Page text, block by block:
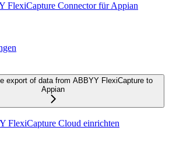
FlexiCapture Connector für Appian
export of data from ABBYY FlexiCapture to
Appian
FlexiCapture Cloud einrichten